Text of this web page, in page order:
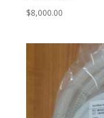
$8,000.00